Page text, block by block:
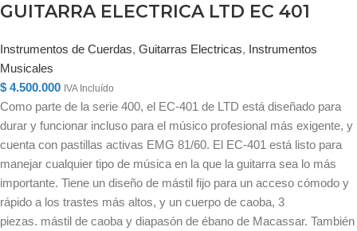
GUITARRA ELECTRICA LTD EC 401
Instrumentos de Cuerdas, Guitarras Electricas, Instrumentos
Musicales
$ 4.500.000 IVA Incluído
Como parte de la serie 400, el EC-401 de LTD está diseñado para
durar y funcionar incluso para el músico profesional más exigente, y
cuenta con pastillas activas EMG 81/60. El EC-401 está listo para
manejar cualquier tipo de música en la que la guitarra sea lo más
importante. Tiene un diseño de mástil fijo para un acceso cómodo y
rápido a los trastes más altos, y un cuerpo de caoba, 3
piezas. mástil de caoba y diapasón de ébano de Macassar. También